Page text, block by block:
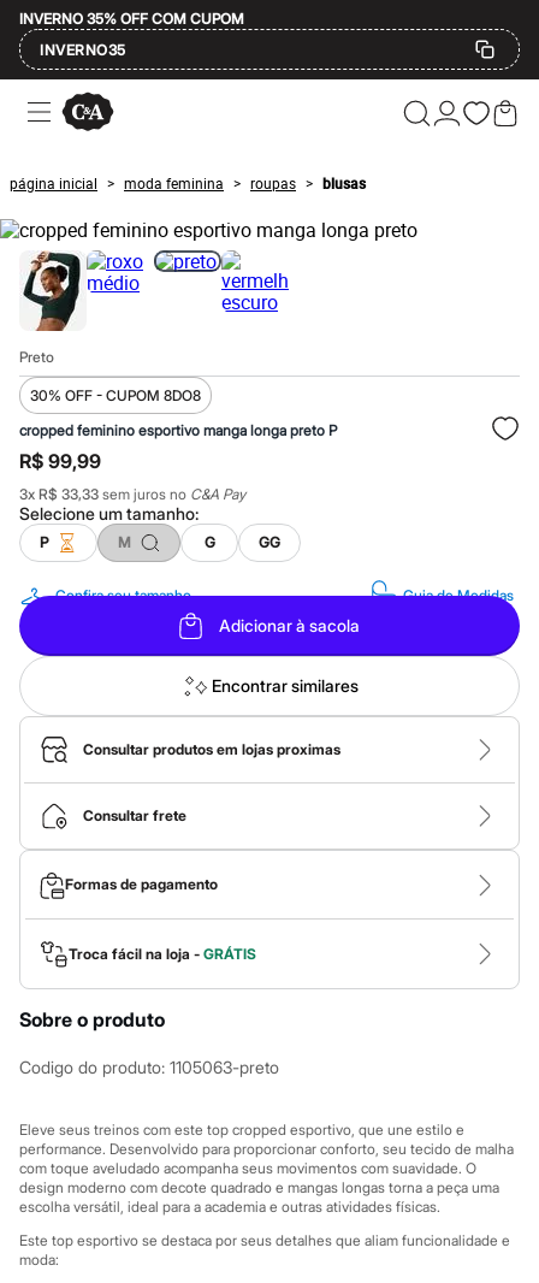
INVERNO 35% OFF COM CUPOM
INVERNO35
Ofertas
Compre por Departamento
Masculino
Infantil
Calçados
Mindse7
Plus Size
Até 20% off
Até 40% off
Até 60% off
A partir de 60% off
Feminino
Em alta
Inverno
Alfaiataria
Novidades
Roupas
Blusas e Camisetas
Básicos
Calças
Casacos e Jaquetas
Jeans
Macacões
Saias
Shorts e Bermudas
Vestidos
Acessórios
Bolsas
Bonés e Chapéus
Bijoux
Cintos
Óculos
Relógios
Calçados
Botas
Chinelos
Rasteirinhas
Sapatilhas
Tênis
Marcas
City
Mindset
Sawary
Moda esportiva
Acessórios
Blusas
Calçados
Leggings
Shorts e Bermudas
Tops
página inicial > moda feminina > roupas > blusas
Preto
30% OFF - CUPOM 8DO8
cropped feminino esportivo manga longa preto P
R$ 99,99
3x R$ 33,33 sem juros no C&A Pay
Selecione umtamanho:
P M G GG
Confira seu tamanho Guia de Medidas
Adicionar à sacola
Encontrar similares
Consultar produtos em lojas proximas
Consultar frete
Formas de pagamento
Troca fácil na loja - GRÁTIS
Sobre o produto
Codigo do produto: 1105063-preto
Eleve seus treinos com este top cropped esportivo, que une estilo e
performance. Desenvolvido para proporcionar conforto, seu tecido de malha
com toque aveludado acompanha seus movimentos com suavidade. O
design moderno com decote quadrado e mangas longas torna a peça uma
escolha versátil, ideal para a academia e outras atividades físicas.
Este top esportivo se destaca por seus detalhes que aliam funcionalidade e
moda: